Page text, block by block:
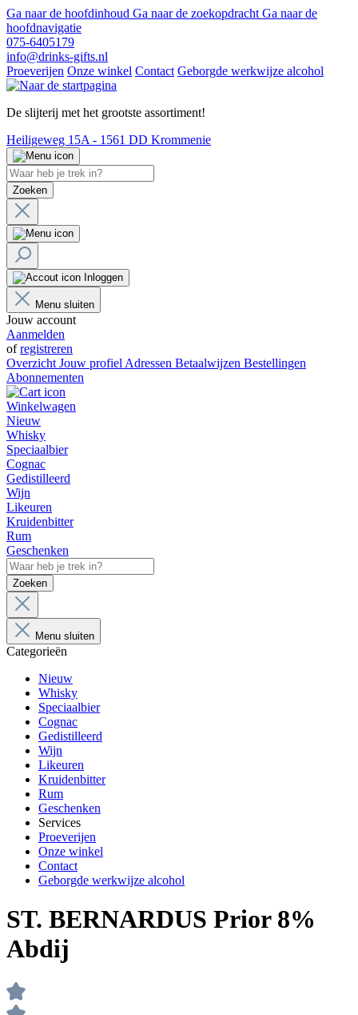
Ga naar de hoofdinhoud Ga naar de zoekopdracht Ga naar de
hoofdnavigatie
075-6405179
info@drinks-gifts.nl
Proeverijen Onze winkel Contact Geborgde werkwijze alcohol
De slijterij met het grootste assortiment!
Heiligeweg 15A - 1561 DD Krommenie
Zoeken
Inloggen
Menu sluiten
Jouw account
Aanmelden
ofregistreren
Overzicht Jouw profiel Adressen Betaalwijzen Bestellingen
Abonnementen
Winkelwagen
Nieuw
Whisky
Speciaalbier
Cognac
Gedistilleerd
Wijn
Likeuren
Kruidenbitter
Rum
Geschenken
Zoeken
Menu sluiten
Categorieën
Nieuw
Whisky
Speciaalbier
Cognac
Gedistilleerd
Wijn
Likeuren
Kruidenbitter
Rum
Geschenken
Services
Proeverijen
Onze winkel
Contact
Geborgde werkwijze alcohol
ST. BERNARDUS Prior 8%
Abdij